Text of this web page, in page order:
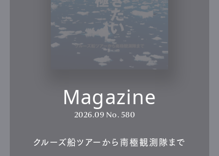
Magazine
2026.09 No. 580
クルーズ船ツアーから南極観測隊まで